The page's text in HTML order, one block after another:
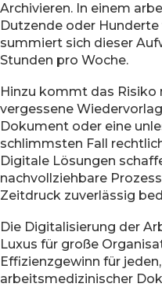
Archivieren. In einem
Dutzende oder
summiert sich dieser
Stunden pro Woche.
Hinzu kommt das Risiko
vergessene
Dokument oder eine
schlimmsten Fall
Digitale Lösungen
nachvollziehbare
Zeitdruck zuverlässig
Die Digitalisierung der
Luxus für große
Effizienzgewinn für
arbeitsmedizinischer